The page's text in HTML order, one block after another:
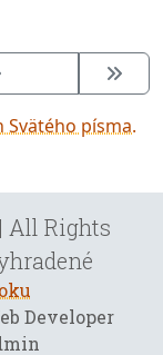
písma.
| All Rights
Developer